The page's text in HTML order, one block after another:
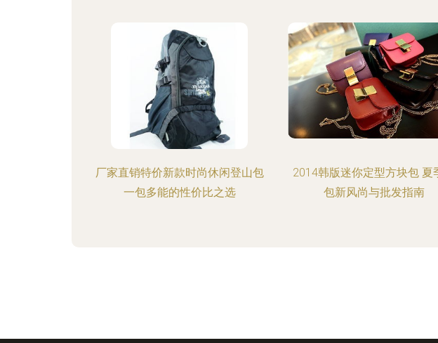
厂家直销特价新款时尚休闲登山包
一包多能的性价比之选
2014韩版迷你定型方块包 夏
包新风尚与批发指南